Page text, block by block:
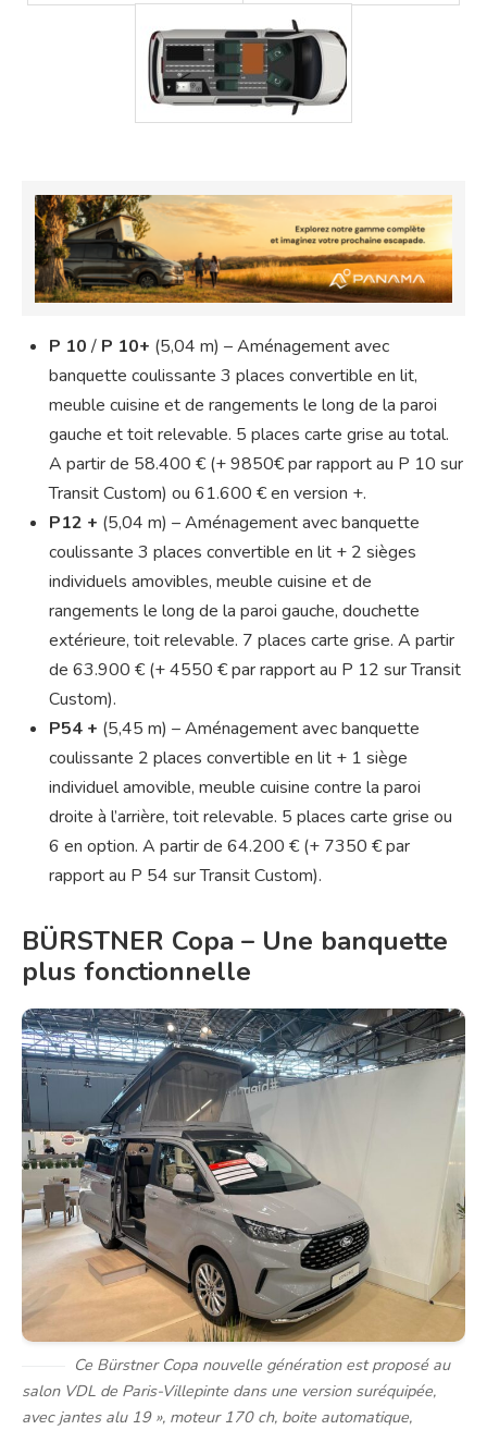
P 10 / P 10+ (5,04 m) – Aménagement avec
banquette coulissante 3 places convertible en lit,
meuble cuisine et de rangements le long de la paroi
gauche et toit relevable. 5 places carte grise au total.
A partir de 58.400 € (+ 9850€ par rapport au P 10 sur
Transit Custom) ou 61.600 € en version +.
P12 + (5,04 m) – Aménagement avec banquette
coulissante 3 places convertible en lit + 2 sièges
individuels amovibles, meuble cuisine et de
rangements le long de la paroi gauche, douchette
extérieure, toit relevable. 7 places carte grise. A partir
de 63.900 € (+ 4550 € par rapport au P 12 sur Transit
Custom).
P54 + (5,45 m) – Aménagement avec banquette
coulissante 2 places convertible en lit + 1 siège
individuel amovible, meuble cuisine contre la paroi
droite à l’arrière, toit relevable. 5 places carte grise ou
6 en option. A partir de 64.200 € (+ 7350 € par
rapport au P 54 sur Transit Custom).
BÜRSTNER Copa – Une banquette
plus fonctionnelle
Ce Bürstner Copa nouvelle génération est proposé au
salon VDL de Paris-Villepinte dans une version suréquipée,
avec jantes alu 19 », moteur 170 ch, boite automatique,